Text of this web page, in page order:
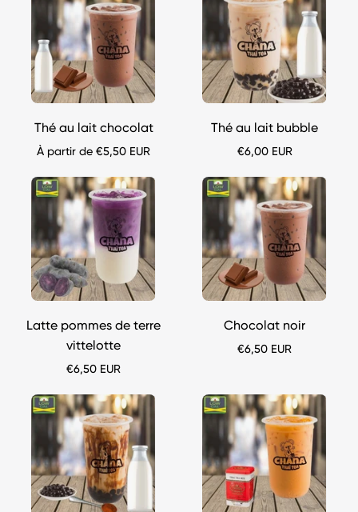
tea
Thé
au
chocolat
thai
Thé au lait chocolat
À partir de €5,50 EUR
tea
Thé
au
lait
bubble
thai
Thé au lait bubble
€6,00 EUR
Bubble
tea
Latte
pommes
terre
chana-
thai
Latte pommes de terre
vittelotte
€6,50 EUR
Bubble
tea
Chocolat
noir
chana-
thai
Chocolat noir
€6,50 EUR
Bubble
tea
Thé
au
lait
sucre
Bubble
tea
Thé
thaï
chana-
thai